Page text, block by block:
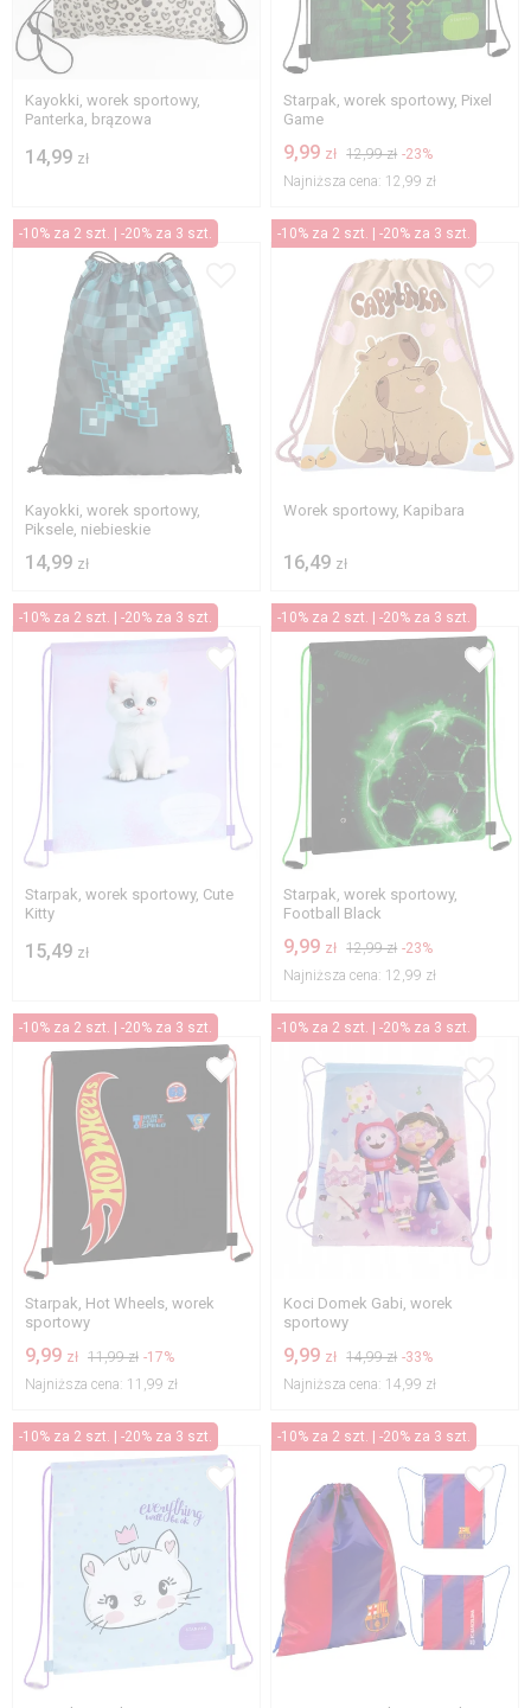
Kayokki, worek sportowy,
Panterka, brązowa
14,99 zł
Starpak, worek sportowy, Pixel
Game
9,99 zł 12,99 zł -23%
Najniższa cena: 12,99 zł
-10% za 2 szt. | -20% za 3 szt.
Kayokki, worek sportowy,
Piksele, niebieskie
14,99 zł
-10% za 2 szt. | -20% za 3 szt.
Worek sportowy, Kapibara
16,49 zł
-10% za 2 szt. | -20% za 3 szt.
Starpak, worek sportowy, Cute
Kitty
15,49 zł
-10% za 2 szt. | -20% za 3 szt.
Starpak, worek sportowy,
Football Black
9,99 zł 12,99 zł -23%
Najniższa cena: 12,99 zł
-10% za 2 szt. | -20% za 3 szt.
Starpak, Hot Wheels, worek
sportowy
9,99 zł 11,99 zł -17%
Najniższa cena: 11,99 zł
-10% za 2 szt. | -20% za 3 szt.
Koci Domek Gabi, worek
sportowy
9,99 zł 14,99 zł -33%
Najniższa cena: 14,99 zł
-10% za 2 szt. | -20% za 3 szt. -10% za 2 szt. | -20% za 3 szt.